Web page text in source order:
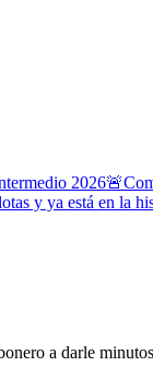
2026
y ya está en la
a darle minutos